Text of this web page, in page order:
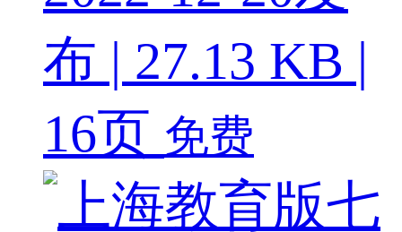
布 | 27.13 KB |
16页 免费